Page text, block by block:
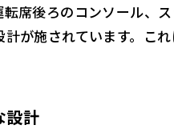
席後ろのコンソール、
が施されています。こ
設計